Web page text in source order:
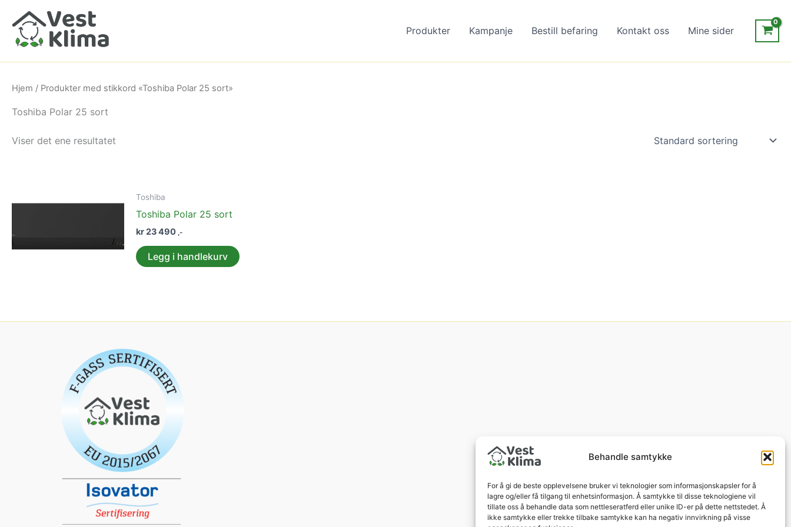
Behandle samtykke
For å gi de beste opplevelsene bruker vi teknologier som informasjonskapsler for å
lagre og/eller få tilgang til enhetsinformasjon. Å samtykke til disse teknologiene vil
tillate oss å behandle data som nettleseratferd eller unike ID-er på dette nettstedet. Å
ikke samtykke eller trekke tilbake samtykke kan ha negativ innvirkning på visse
rett
Produkter Kampanje Bestill befaring Kontakt oss Mine sider
Hjem / Produkter med stikkord «Toshiba Polar 25 sort»
Toshiba Polar 25 sort
Viser det ene resultatet
Toshiba
Toshiba Polar 25 sort
kr23 490 ,-
Legg i handlekurv